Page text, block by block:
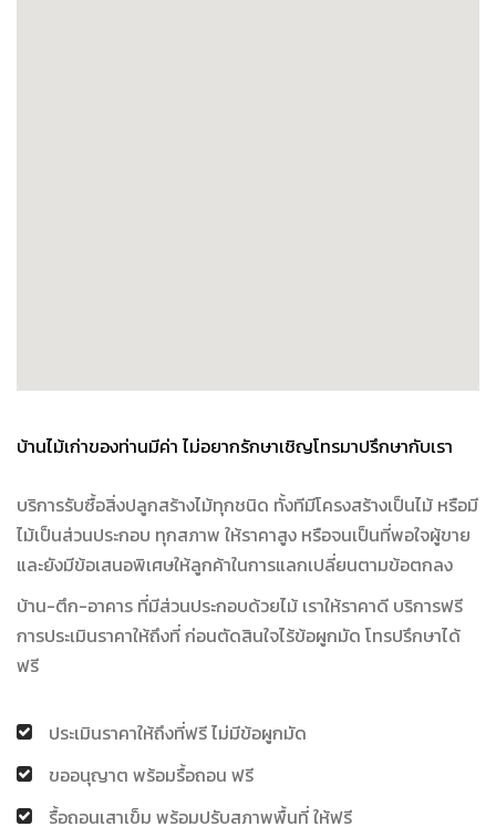
บ้านไม้เก่าของท่านมีค่า ไม่อยากรักษาเชิญโทรมาปรึกษากับเรา
บริการรับซื้อสิ่งปลูกสร้างไม้ทุกชนิด ทั้งทีมีโครงสร้างเป็นไม้ หรือมี
ไม้เป็นส่วนประกอบ ทุกสภาพ ให้ราคาสูง หรือจนเป็นที่พอใจผู้ขาย
และยังมีข้อเสนอพิเศษให้ลูกค้าในการแลกเปลี่ยนตามข้อตกลง
บ้าน-ตึก-อาคาร ที่มีส่วนประกอบด้วยไม้ เราให้ราคาดี บริการฟรี
การประเมินราคาให้ถึงที่ ก่อนตัดสินใจไร้ข้อผูกมัด โทรปรึกษาได้
ฟรี
ประเมินราคาให้ถึงที่ฟรี ไม่มีข้อผูกมัด
ขออนุญาต พร้อมรื้อถอน ฟรี
รื้อถอนเสาเข็ม พร้อมปรับสภาพพื้นที่ ให้ฟรี